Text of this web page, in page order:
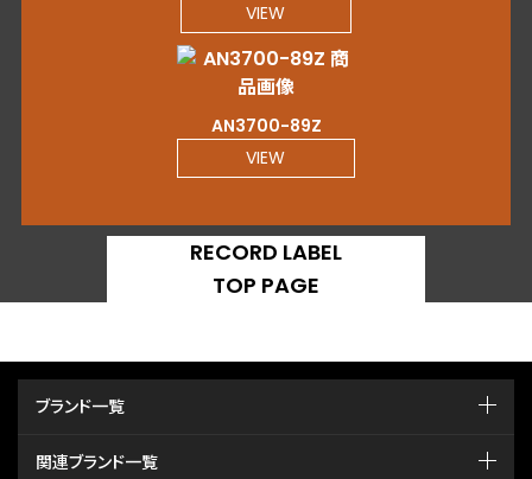
VIEW
AN3700-89Z
VIEW
RECORD LABEL
TOP PAGE
ブランド一覧
関連ブランド一覧